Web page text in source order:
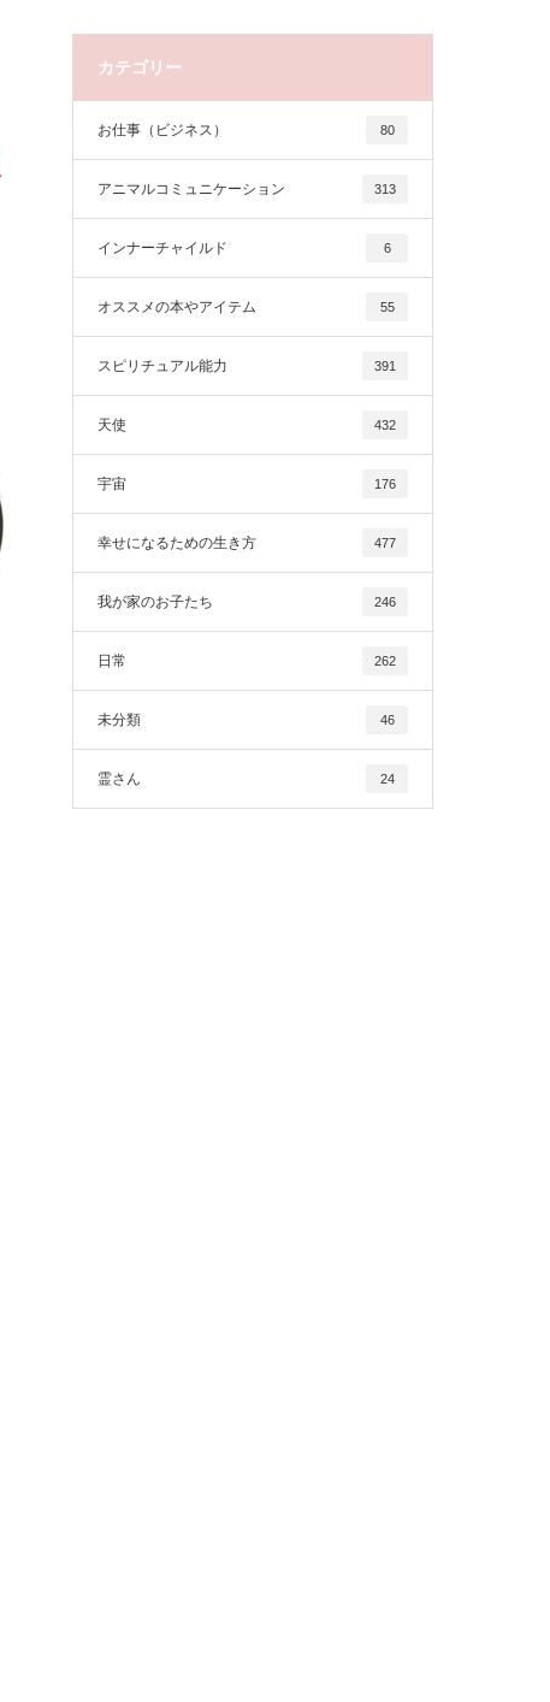
カテゴリー
お仕事（ビジネス） 80
アニマルコミュニケーション 313
インナーチャイルド 6
オススメの本やアイテム 55
スピリチュアル能力 391
天使 432
宇宙 176
幸せになるための生き方 477
我が家のお子たち 246
日常 262
未分類 46
霊さん 24